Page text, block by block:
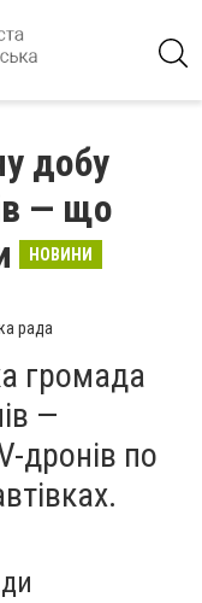
добу
— що
НОВИНИ
рада
громада
—
дронів по